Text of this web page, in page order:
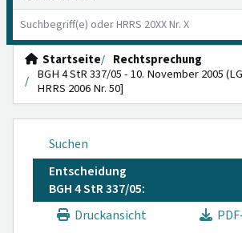
Startseite
Rechtsprechung
BGH 4 StR 337/05 - 10. November 2005
HRRS 2006 Nr. 50]
Suchen
Entscheidung
BGH 4 StR 337/05:
Druckansicht